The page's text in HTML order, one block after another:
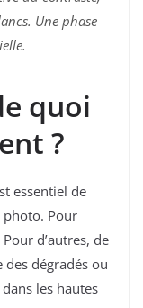
Une phase
quoi
?
essentiel de
photo. Pour
d’autres, de
des dégradés ou
les hautes